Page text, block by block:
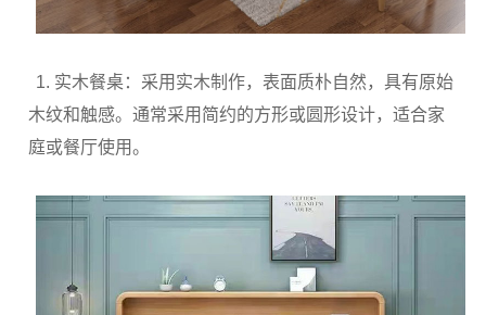
1. 实木餐桌：采用实木制作，表面质朴自然，具有原始
木纹和触感。通常采用简约的方形或圆形设计，适合家
庭或餐厅使用。